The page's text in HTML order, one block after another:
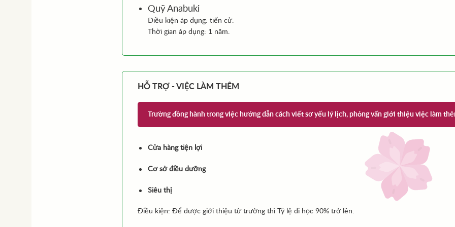
Quỹ Anabuki
Điều kiện áp dụng: tiến cử.
Thời gian áp dụng: 1 năm.
HỖ TRỢ - VIỆC LÀM THÊM
Trường đồng hành trong việc hướng dẫn cách viết sơ yếu lý lịch, phỏng vấn giới thiệu việc làm
Cửa hàng tiện lợi
Cơ sở điều dưỡng
Siêu thị
Điều kiện: Để được giới thiệu từ trường thì Tỷ lệ đi học 90% trở lên.